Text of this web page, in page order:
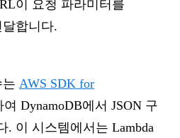
이 요청 파라미터를
달합니다.
는 AWS SDK for
DynamoDB에서 JSON 구
. 이 시스템에서는 Lambda